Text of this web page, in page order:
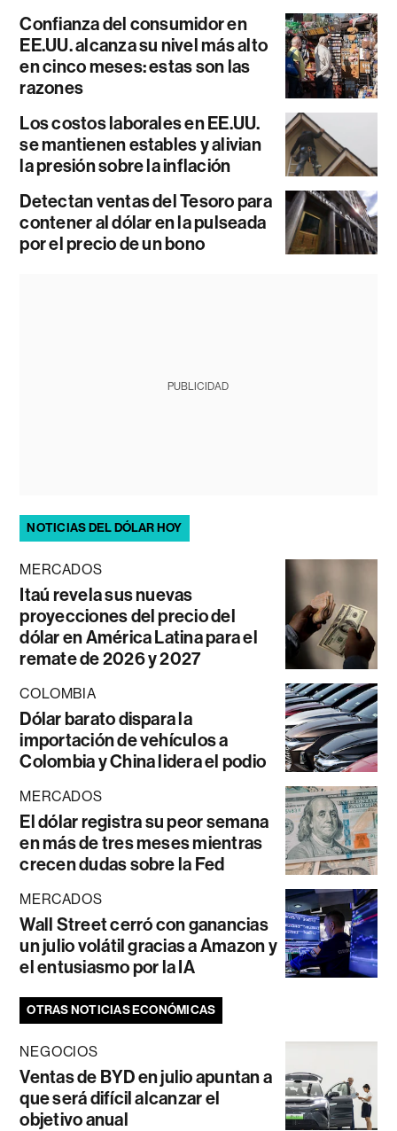
Confianza del consumidor en
EE.UU. alcanza su nivel más alto
en cinco meses: estas son las
razones
Los costos laborales en EE.UU.
se mantienen estables y alivian
la presión sobre la inflación
Detectan ventas del Tesoro para
contener al dólar en la pulseada
por el precio de un bono
PUBLICIDAD
NOTICIAS DEL DÓLAR HOY
MERCADOS
Itaú revela sus nuevas
proyecciones del precio del
dólar en América Latina para el
remate de 2026 y 2027
COLOMBIA
Dólar barato dispara la
importación de vehículos a
Colombia y China lidera el podio
MERCADOS
El dólar registra su peor semana
en más de tres meses mientras
crecen dudas sobre la Fed
MERCADOS
Wall Street cerró con ganancias
un julio volátil gracias a Amazon y
el entusiasmo por la IA
OTRAS NOTICIAS ECONÓMICAS
NEGOCIOS
Ventas de BYD en julio apuntan a
que será difícil alcanzar el
objetivo anual